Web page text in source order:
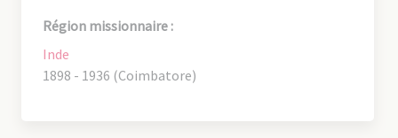
Région missionnaire :
Inde
1898 - 1936 (Coimbatore)